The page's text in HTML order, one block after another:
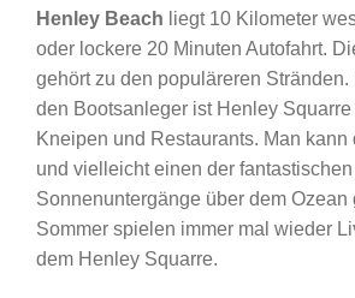
Henley Beach liegt 10 Kilometer
oder lockere 20 Minuten Autofahrt.
gehört zu den populäreren Stränden.
den Bootsanleger ist Henley Squarre
Kneipen und Restaurants. Man kann
und vielleicht einen der fantastischen
Sonnenuntergänge über dem Ozean
Sommer spielen immer mal wieder
dem Henley Squarre.